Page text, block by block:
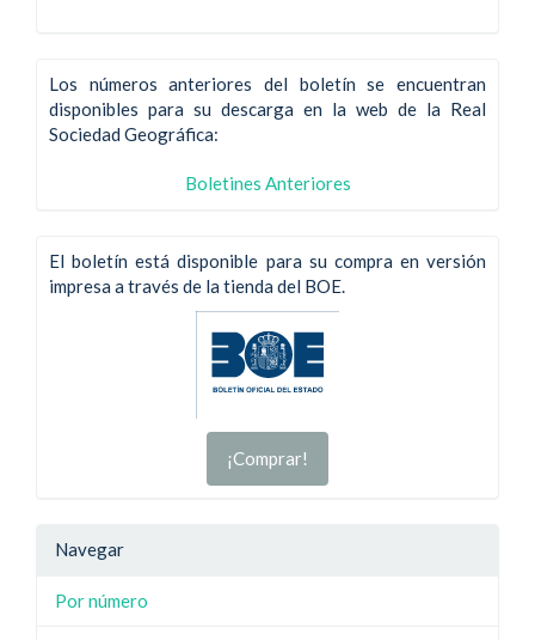
Los números anteriores del boletín se encuentran
disponibles para su descarga en la web de la Real
Sociedad Geográfica:
Boletines Anteriores
El boletín está disponible para su compra en versión
impresa a través de la tienda del BOE.
¡Comprar!
Navegar
Por número